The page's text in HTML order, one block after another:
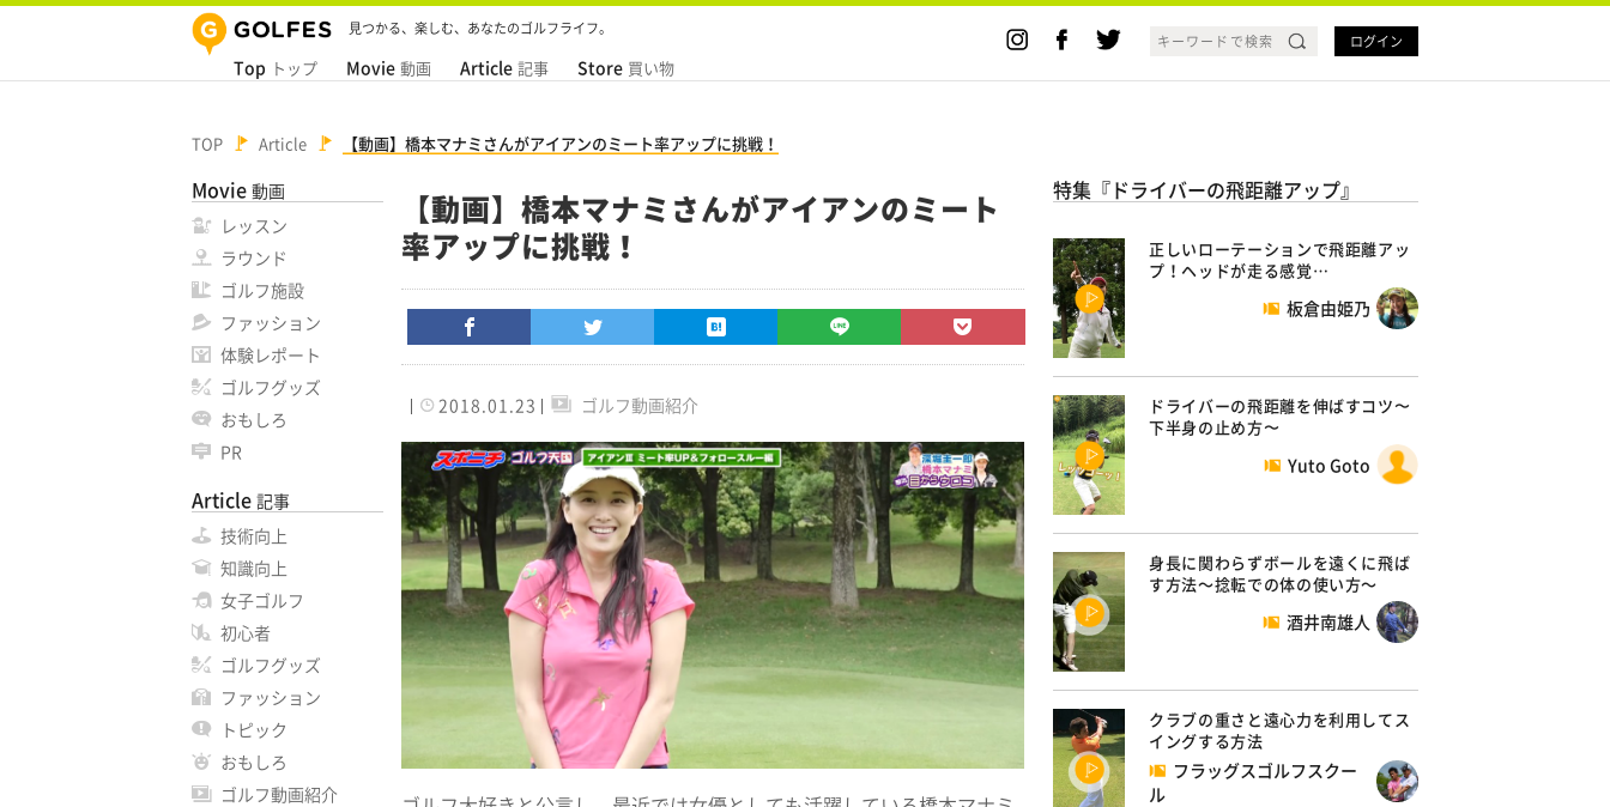
見つかる、楽しむ、あなたのゴルフライフ。
Top トップ Movie 動画 Article 記事 Store 買い物
ログイン
TOP Article 【動画】橋本マナミさんがアイアンのミート率アップに挑戦！
Movie 動画
レッスン
ラウンド
ゴルフ施設
ファッション
体験レポート
ゴルフグッズ
おもしろ
PR
Article 記事
技術向上
知識向上
女子ゴルフ
初心者
ゴルフグッズ
ファッション
トピック
おもしろ
ゴルフ動画紹介
【動画】橋本マナミさんがアイアンのミート
率アップに挑戦！
2018.01.23 ゴルフ動画紹介
特集『ドライバーの飛距離アップ』
正しいローテーションで飛距離アッ
プ！ヘッドが走る感覚…
板倉由姫乃
ドライバーの飛距離を伸ばすコツ〜
下半身の止め方〜
Yuto Goto
身長に関わらずボールを遠くに飛ば
す方法～捻転での体の使い方～
酒井南雄人
クラブの重さと遠心力を利用してス
イングする方法
フラッグスゴルフスクー
ル